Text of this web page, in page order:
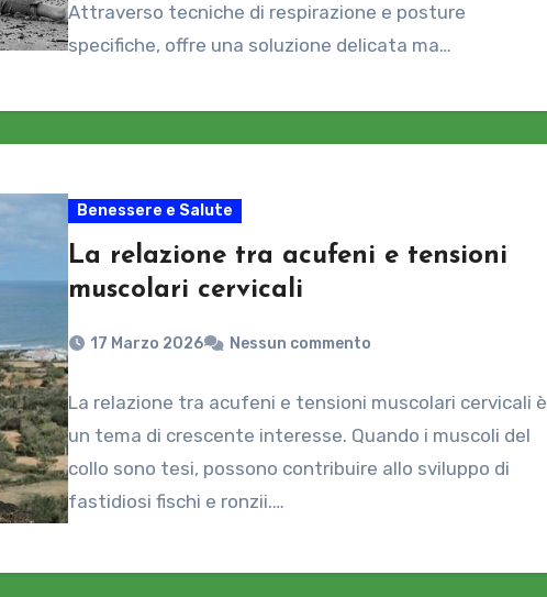
Attraverso tecniche di respirazione e posture
specifiche, offre una soluzione delicata ma…
Benessere e Salute
La relazione tra acufeni e tensioni
muscolari cervicali
17 Marzo 2026 Nessun commento
La relazione tra acufeni e tensioni muscolari cervicali è
un tema di crescente interesse. Quando i muscoli del
collo sono tesi, possono contribuire allo sviluppo di
fastidiosi fischi e ronzii.…